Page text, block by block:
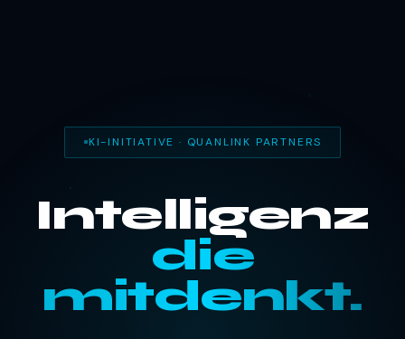
KI-INITIATIVE · QUANLINK PARTNERS
Intelligenz
die
mitdenkt.